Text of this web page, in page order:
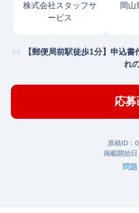
株式会社スタッフサ
ービス
岡山
【郵便局前駅徒歩1分】申込
れ
応募
原稿ID：
掲載開始日
問題